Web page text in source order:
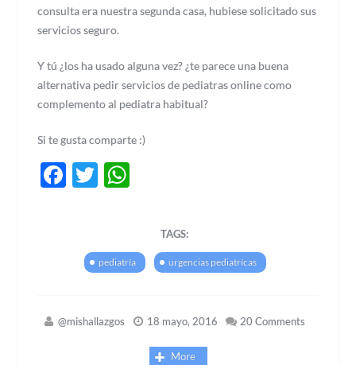
consulta era nuestra segunda casa, hubiese solicitado sus
servicios seguro.
Y tú ¿los ha usado alguna vez? ¿te parece una buena
alternativa pedir servicios de pediatras online como
complemento al pediatra habitual?
Si te gusta comparte :)
Facebook
Twitter
TAGS:
pediatría urgencias pediatrícas
@mishallazgos 18 mayo, 2016 20 Comments
More